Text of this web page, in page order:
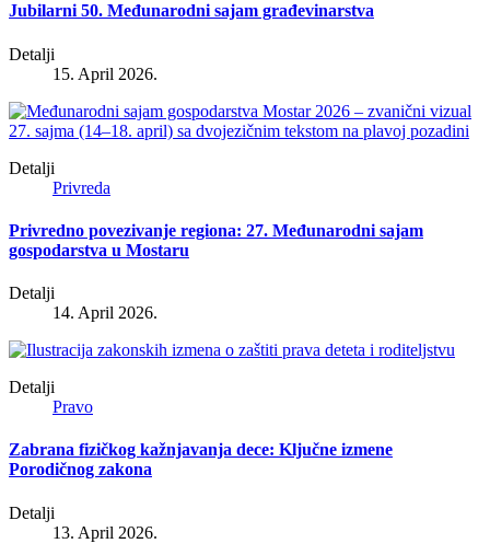
Jubilarni 50. Međunarodni sajam građevinarstva
Detalji
15. April 2026.
Detalji
Privreda
Privredno povezivanje regiona: 27. Međunarodni sajam
gospodarstva u Mostaru
Detalji
14. April 2026.
Detalji
Pravo
Zabrana fizičkog kažnjavanja dece: Ključne izmene
Porodičnog zakona
Detalji
13. April 2026.